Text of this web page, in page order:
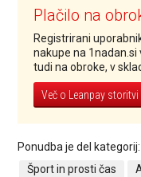
Plačilo na
Registrirani
nakupe na
tudi na obroke, v
Več o Leanpay storitvi
Ponudba je del kategorij:
Šport in prosti čas